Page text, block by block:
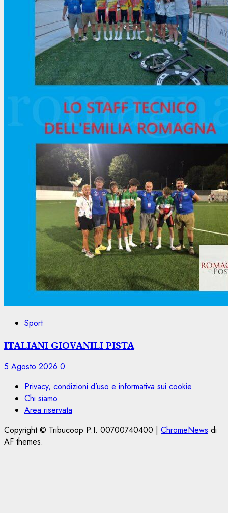
Sport
ITALIANI GIOVANILI PISTA
5 Agosto 2026 0
Privacy, condizioni d’uso e informativa sui cookie
Chi siamo
Area riservata
Copyright © Tribucoop P.I. 00700740400 | ChromeNews di
AF themes.